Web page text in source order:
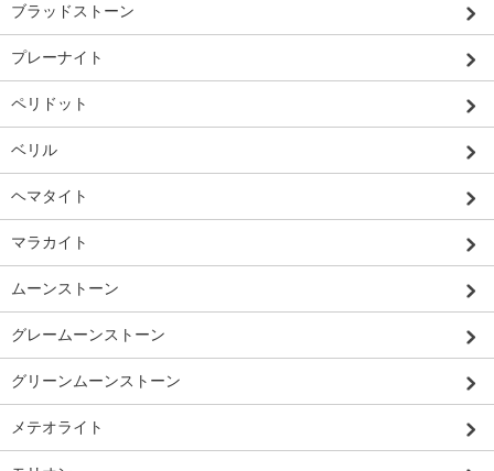
ブラッドストーン
プレーナイト
ペリドット
ベリル
ヘマタイト
マラカイト
ムーンストーン
グレームーンストーン
グリーンムーンストーン
メテオライト